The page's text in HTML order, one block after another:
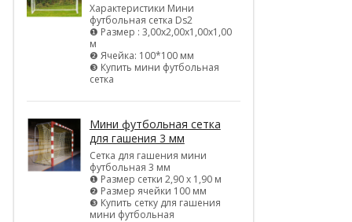
Характеристики Мини
футбольная сетка Ds2
❶ Размер : 3,00х2,00х1,00х1,00
м
❷ Ячейка: 100*100 мм
❸ Купить мини футбольная
сетка
Мини футбольная сетка
для гашения 3 мм
Сетка для гашения мини
футбольная 3 мм
❶ Размер сетки 2,90 х 1,90 м
❷ Размер ячейки 100 мм
❸ Купить сетку для гашения
мини футбольная